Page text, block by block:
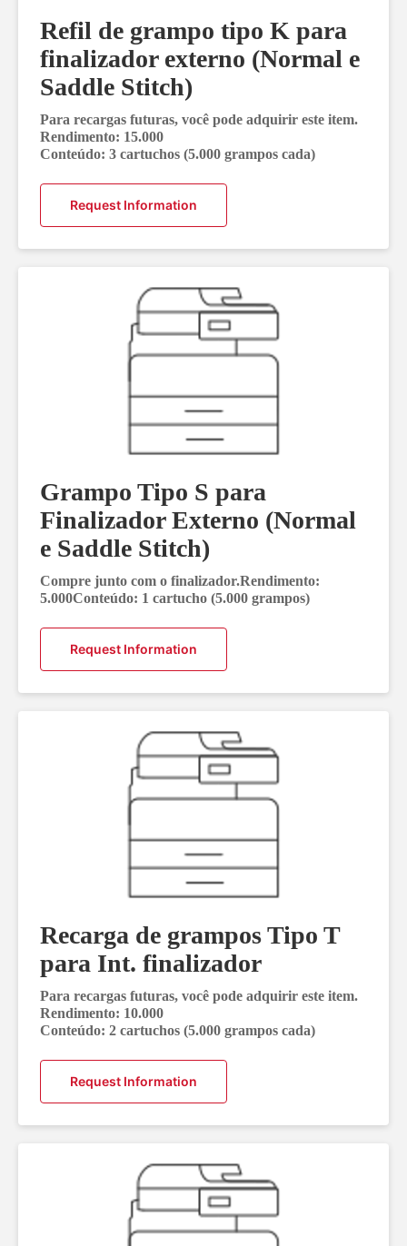
Refil de grampo tipo K para
finalizador externo (Normal e
Saddle Stitch)
Para recargas futuras, você pode adquirir este item.
Rendimento: 15.000
Conteúdo: 3 cartuchos (5.000 grampos cada)
Request Information
Grampo Tipo S para
Finalizador Externo (Normal
e Saddle Stitch)
Compre junto com o finalizador.Rendimento:
5.000Conteúdo: 1 cartucho (5.000 grampos)
Request Information
Recarga de grampos Tipo T
para Int. finalizador
Para recargas futuras, você pode adquirir este item.
Rendimento: 10.000
Conteúdo: 2 cartuchos (5.000 grampos cada)
Request Information